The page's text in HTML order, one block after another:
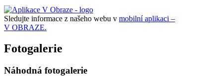
Sledujte informace z našeho webu v mobilní aplikaci –
V OBRAZE.
Fotogalerie
Náhodná fotogalerie